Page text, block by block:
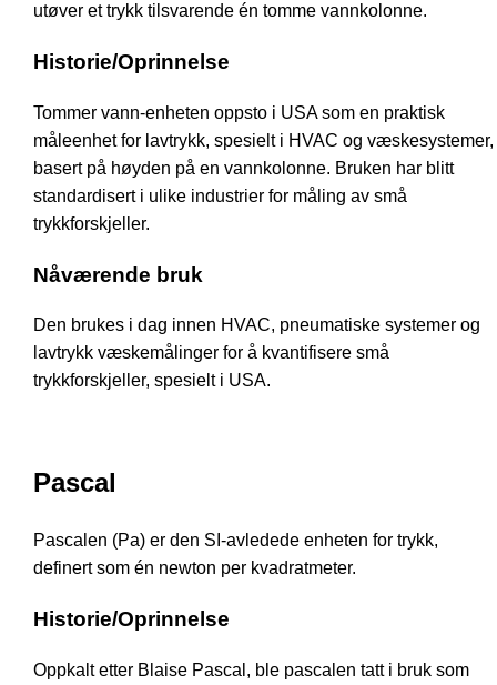
utøver et trykk tilsvarende én tomme vannkolonne.
Historie/Oprinnelse
Tommer vann-enheten oppsto i USA som en praktisk
måleenhet for lavtrykk, spesielt i HVAC og væskesystemer,
basert på høyden på en vannkolonne. Bruken har blitt
standardisert i ulike industrier for måling av små
trykkforskjeller.
Nåværende bruk
Den brukes i dag innen HVAC, pneumatiske systemer og
lavtrykk væskemålinger for å kvantifisere små
trykkforskjeller, spesielt i USA.
Pascal
Pascalen (Pa) er den SI-avledede enheten for trykk,
definert som én newton per kvadratmeter.
Historie/Oprinnelse
Oppkalt etter Blaise Pascal, ble pascalen tatt i bruk som